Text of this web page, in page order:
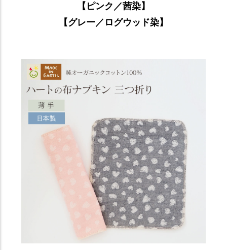
【ピンク／茜染】
【グレー／ログウッド染】